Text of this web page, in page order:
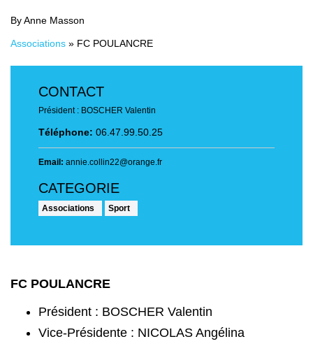
By Anne Masson
Associations » FC POULANCRE
CONTACT
Président : BOSCHER Valentin
Téléphone: 06.47.99.50.25
Email: annie.collin22@orange.fr
Associations Sport
FC POULANCRE
Président : BOSCHER Valentin
Vice-Présidente : NICOLAS Angélina